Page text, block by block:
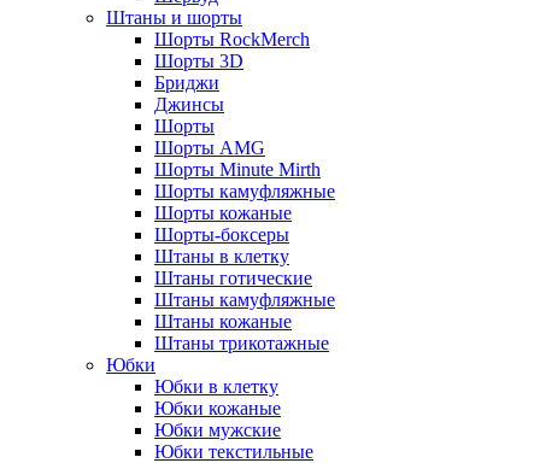
Штаны и шорты
Шорты RockMerch
Шорты 3D
Бриджи
Джинсы
Шорты
Шорты AMG
Шорты Minute Mirth
Шорты камуфляжные
Шорты кожаные
Шорты-боксеры
Штаны в клетку
Штаны готические
Штаны камуфляжные
Штаны кожаные
Штаны трикотажные
Юбки
Юбки в клетку
Юбки кожаные
Юбки мужские
Юбки текстильные